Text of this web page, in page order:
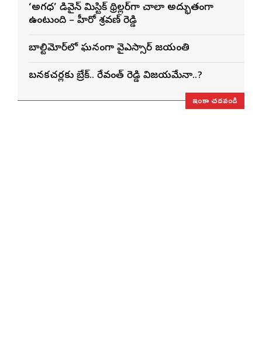
‘అగధ’ డివైన్ మిస్టిక్ థ్రిల్లర్‌గా చాలా అద్భుతంగా
ఉంటుంది – హీరో శ్రవణ్ రెడ్డి
బాల్టిమోర్‌లో ఘనంగా వైఎస్సార్‌ జయంతి
బనకచర్లకు బ్రేక్.. రేవంత్ రెడ్డి విజయమేనా..?
ఇంకా చదవండి